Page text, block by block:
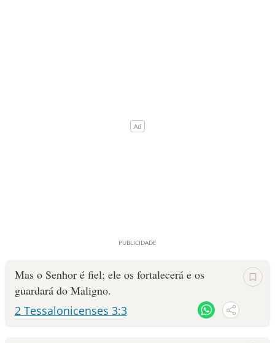
Mas o Senhor é fiel; ele os fortalecerá e os
guardará do Maligno.
2 Tessalonicenses 3:3